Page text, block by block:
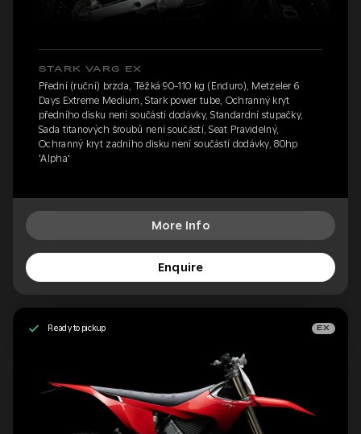
STARK VARG EX
Přední (ruční) brzda, Těžká 90-110 kg (Enduro), Metzeler 6
Days Extreme Medium, Stark power tube, Ochranný kryt
předního disku není součástí dodávky, Standardní stupačky,
Sada titanových šroubů není součástí, Seat Pravidelný,
Ochranný kryt zadního disku není součástí dodávky, 80hp
'Alpha'
More Info
Enquire
Ready to pickup EX